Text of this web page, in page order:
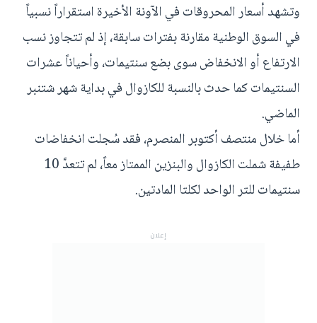
وتشهد أسعار المحروقات في الآونة الأخيرة استقراراً نسبياً
في السوق الوطنية مقارنة بفترات سابقة، إذ لم تتجاوز نسب
الارتفاع أو الانخفاض سوى بضع سنتيمات، وأحياناً عشرات
السنتيمات كما حدث بالنسبة للكازوال في بداية شهر شتنبر
الماضي.
أما خلال منتصف أكتوبر المنصرم، فقد سُجلت انخفاضات
طفيفة شملت الكازوال والبنزين الممتاز معاً، لم تتعدَّ 10
سنتيمات للتر الواحد لكلتا المادتين.
إعلان